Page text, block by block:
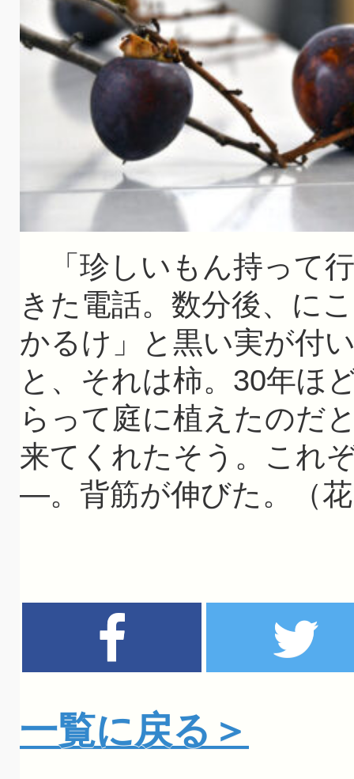
「珍しいもん持って
きた電話。数分後、に
かるけ」と黒い実が付
と、それは柿。30年ほ
らって庭に植えたのだ
来てくれたそう。これ
―。背筋が伸びた。（
一覧に戻る＞